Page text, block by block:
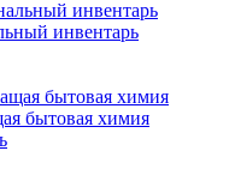
инвентарь
бытовая химия